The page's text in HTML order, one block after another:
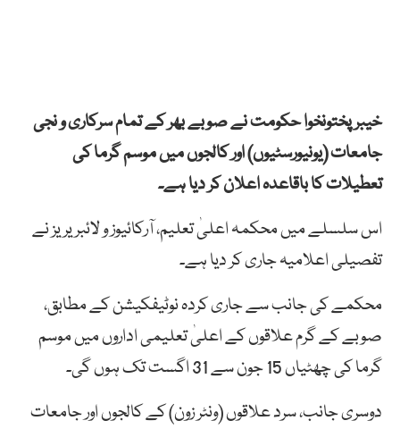
خیبر پختونخوا حکومت نے صوبے بھر کے تمام سرکاری و نجی
جامعات (یونیورسٹیوں) اور کالجوں میں موسم گرما کی
تعطیلات کا باقاعدہ اعلان کر دیا ہے۔
اس سلسلے میں محکمہ اعلیٰ تعلیم، آرکائیوز و لائبریریز نے
تفصیلی اعلامیہ جاری کر دیا ہے۔
محکمے کی جانب سے جاری کردہ نوٹیفکیشن کے مطابق،
صوبے کے گرم علاقوں کے اعلیٰ تعلیمی اداروں میں موسم
گرما کی چھٹیاں 15 جون سے 31 اگست تک ہوں گی۔
دوسری جانب، سرد علاقوں (ونٹر زون) کے کالجوں اور جامعات